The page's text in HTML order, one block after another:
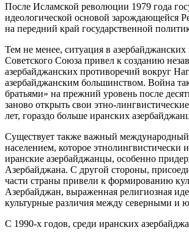
После Исламской революции 1979 года
идеологической основой зарождающейся
на передний край государственной
Тем не менее, ситуация в
Советского Союза привел к созданию
азербайджанских противоречий вокруг
азербайджанским большинством. Война
братьями» на прежний уровень после
заново открыть свои этно-
лет, гораздо больше иранских
Существует также важный
населением, которое
иранские азербайджанцы, особенно
Азербайджана. С другой стороны,
части страны привели к формированию
Азербайджан, выраженная религиозная
культурные различия между северными и
С 1990-х годов, среди иранских